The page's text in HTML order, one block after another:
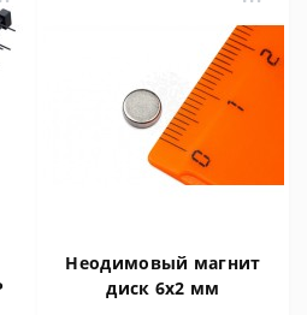
Неодимовый магнит
диск 6х2 мм